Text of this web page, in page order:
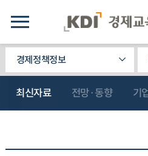
경제정책정보
최신자료 전망·동향 기